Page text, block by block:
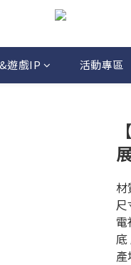
遊戲IP 活動專區
材
底
產